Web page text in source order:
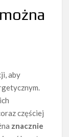
aby
częściej
znacznie